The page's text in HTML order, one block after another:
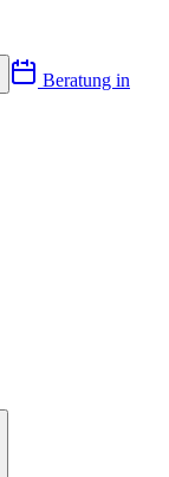
Beratung in